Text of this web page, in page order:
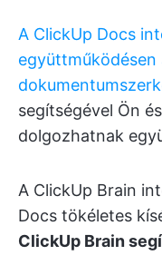
A ClickUp Docs
együttműködésen
segítségével Ön
dolgozhatnak
A ClickUp Brain
Docs tökéletes
ClickUp Brain